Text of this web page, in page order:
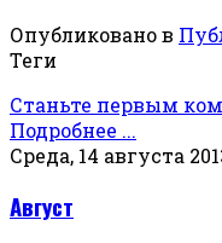
Опубликовано в
Теги
Станьте первым
Подробнее ...
Среда, 14 августа
Август